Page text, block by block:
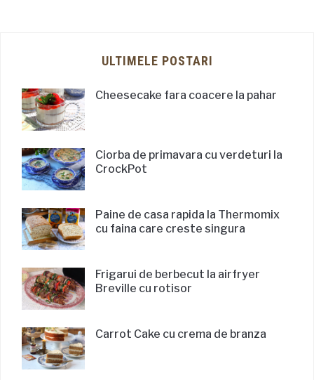
ULTIMELE POSTARI
Cheesecake fara coacere la pahar
Ciorba de primavara cu verdeturi la
CrockPot
Paine de casa rapida la Thermomix
cu faina care creste singura
Frigarui de berbecut la airfryer
Breville cu rotisor
Carrot Cake cu crema de branza